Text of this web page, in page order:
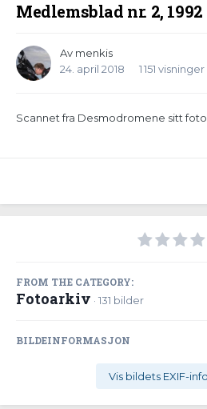
Medlemsblad nr. 2, 1992
Av menkis
24. april 2018
1 151 visninger
Scannet fra Desmodromene sitt
FROM THE CATEGORY:
Fotoarkiv · 131 bilder
BILDEINFORMASJON
Vis bildets EXIF-